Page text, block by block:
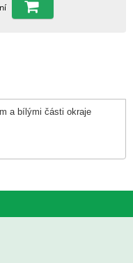
a bílými části okraje